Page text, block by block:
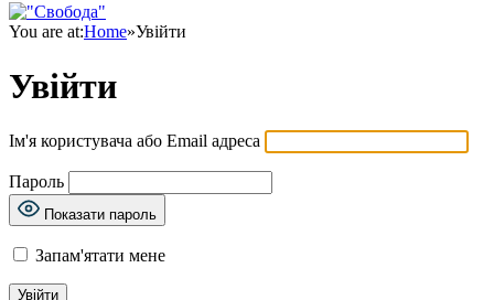
You are at:Home»Увійти
Увійти
Ім'я користувача або Email адреса
Пароль
Показати пароль
Запам'ятати мене